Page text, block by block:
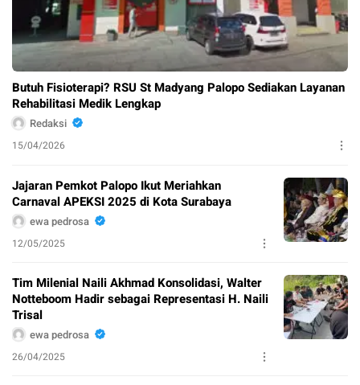
Butuh Fisioterapi? RSU St Madyang Palopo Sediakan Layanan
Rehabilitasi Medik Lengkap
Redaksi
15/04/2026
Jajaran Pemkot Palopo Ikut Meriahkan
Carnaval APEKSI 2025 di Kota Surabaya
ewa pedrosa
12/05/2025
Tim Milenial Naili Akhmad Konsolidasi, Walter
Notteboom Hadir sebagai Representasi H. Naili
Trisal
ewa pedrosa
26/04/2025